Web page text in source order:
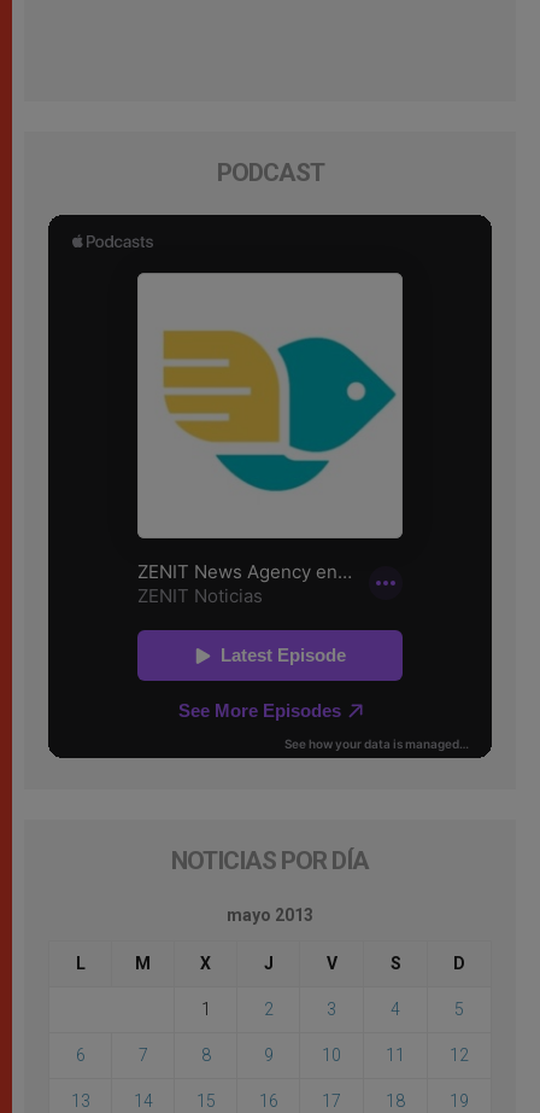
PODCAST
NOTICIAS POR DÍA
mayo 2013
L M X J V S D
1 2 3 4 5
6 7 8 9 10 11 12
13 14 15 16 17 18 19